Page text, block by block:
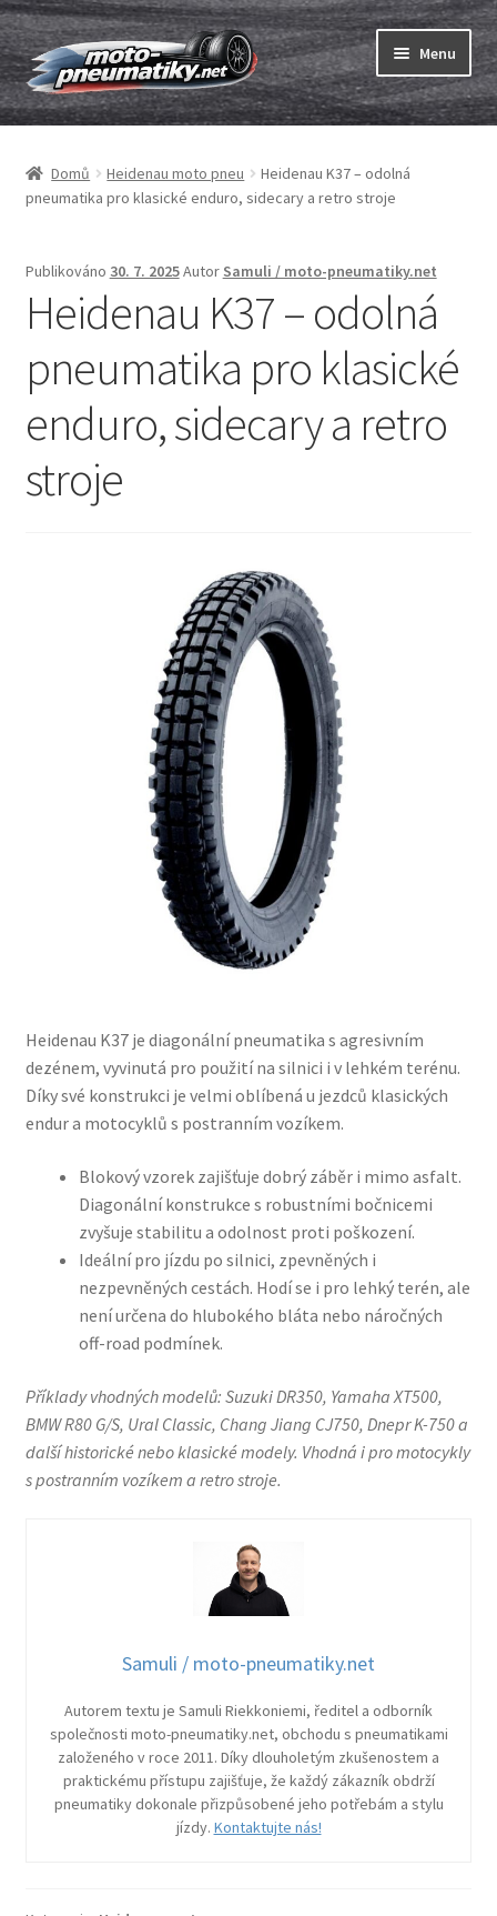
Přeskočit
na
navigaci
Přejít
k
obsahu
webu
Menu
Pneumatiky
Expand
Duše & ráfkové pásky
child
menu
Nákup
Testy
Značky
Expand
child
Kontakty
Domů Heidenau moto pneu
Heidenau K37 – odolná
pneumatika pro klasické enduro, sidecary a retro stroje
Publikováno 30. 7. 2025Autor Samuli / moto-pneumatiky.net
Heidenau K37 – odolná
pneumatika pro klasické
enduro, sidecary a retro
stroje
Heidenau K37 je diagonální pneumatika s agresivním
dezénem, vyvinutá pro použití na silnici i v lehkém terénu.
Díky své konstrukci je velmi oblíbená u jezdců klasických
endur a motocyklů s postranním vozíkem.
Blokový vzorek zajišťuje dobrý záběr i mimo asfalt.
Diagonální konstrukce s robustními bočnicemi
zvyšuje stabilitu a odolnost proti poškození.
Ideální pro jízdu po silnici, zpevněných i
nezpevněných cestách. Hodí se i pro lehký terén, ale
není určena do hlubokého bláta nebo náročných
off-road podmínek.
Příklady vhodných modelů: Suzuki DR350, Yamaha XT500,
BMW R80 G/S, Ural Classic, Chang Jiang CJ750, Dnepr K-750 a
další historické nebo klasické modely. Vhodná i pro motocykly
s postranním vozíkem a retro stroje.
Samuli / moto-pneumatiky.net
Autorem textu je Samuli Riekkoniemi, ředitel a odborník
společnosti moto-pneumatiky.net, obchodu s pneumatikami
založeného v roce 2011. Díky dlouholetým zkušenostem a
praktickému přístupu zajišťuje, že každý zákazník obdrží
pneumatiky dokonale přizpůsobené jeho potřebám a stylu
jízdy. Kontaktujte nás!